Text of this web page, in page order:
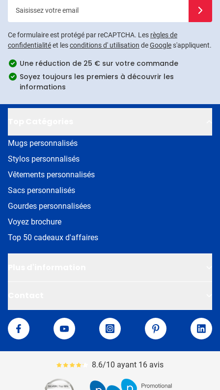
Ce formulaire est protégé par reCAPTCHA. Les règles de
confidentialitéet lesconditions d' utilisation deGoogles'appliquent.
Une réduction de 25 € sur votre commande
Soyez toujours les premiers à découvrir les
informations
Mugs personnalisés
Stylos personnalisés
Vêtements personnalisés
Sacs personnalisés
Gourdes personnalisées
Voyez brochure
Top 50 cadeaux d'affaires
Van Helden
Facebook
YouTube Instagram Pinterest
Le pourcentage moyen d'avis est de 86
8.6/10 ayant 16 avis